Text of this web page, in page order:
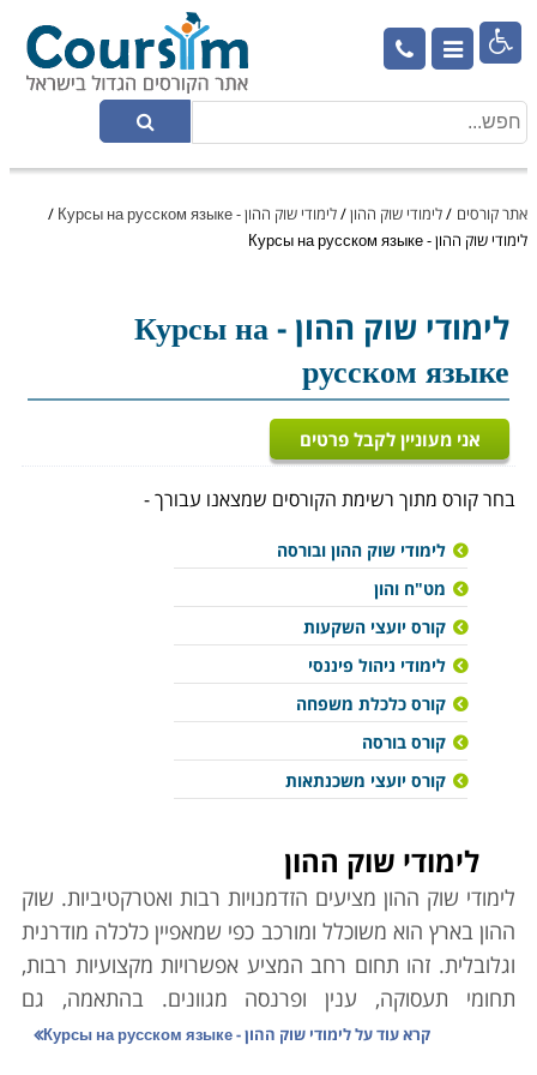

אתר קורסים /לימודי שוק ההון/לימודי שוק ההון - Курсы на русском языке
/
לימודי שוק ההון - Курсы на русском языке
לימודי שוק ההון
- Курсы на
русском языке
אני מעוניין לקבל פרטים
בחר קורס מתוך רשימת הקורסים שמצאנו עבורך -
לימודי שוק ההון ובורסה
מט"ח והון
קורס יועצי השקעות
לימודי ניהול פיננסי
קורס כלכלת משפחה
קורס בורסה
קורס יועצי משכנתאות
לימודי שוק ההון
לימודי שוק ההון מציעים הזדמנויות רבות ואטרקטיביות. שוק
ההון בארץ הוא משוכלל ומורכב כפי שמאפיין כלכלה מודרנית
וגלובלית. זהו תחום רחב המציע אפשרויות מקצועיות רבות,
תחומי תעסוקה, ענין ופרנסה מגוונים. בהתאמה, גם
ההכשרות המקצועיות הנדרשות בו נעות מצורך בתארים
קרא עוד עללימודי שוק ההון - Курсы на русском языке